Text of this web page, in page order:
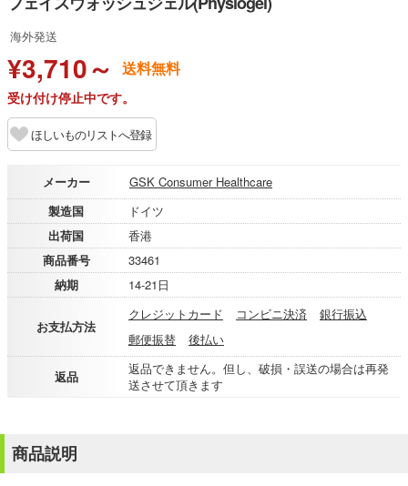
海外発送
¥3,710～ 送料無料
受け付け停止中です。
ほしいものリストへ登録
メーカー
GSK Consumer Healthcare
製造国
ドイツ
出荷国
香港
商品番号
33461
納期
14-21日
お支払方法
クレジットカード コンビニ決済
銀行振込
郵便振替
後払い
返品
返品できません。但し、破損・誤送の場合は再発
送させて頂きます
商品説明